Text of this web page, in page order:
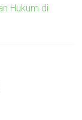
Hukum di